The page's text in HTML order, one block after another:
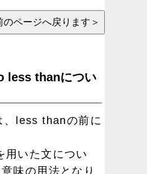
thanについ
less thanの前に
いた文につい
味の用法となり